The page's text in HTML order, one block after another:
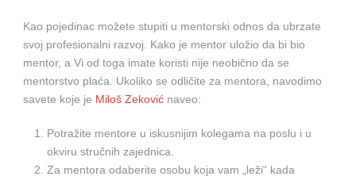
Kao pojedinac možete stupiti u mentorski odnos da ubrzate
svoj profesionalni razvoj. Kako je mentor uložio da bi bio
mentor, a Vi od toga imate koristi nije neobično da se
mentorstvo plaća. Ukoliko se odličite za mentora, navodimo
savete koje je Miloš Zeković naveo:
Potražite mentore u iskusnijim kolegama na poslu i u
okviru stručnih zajednica.
Za mentora odaberite osobu koja vam „leži“ kada